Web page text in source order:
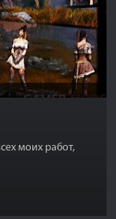
моих работ,